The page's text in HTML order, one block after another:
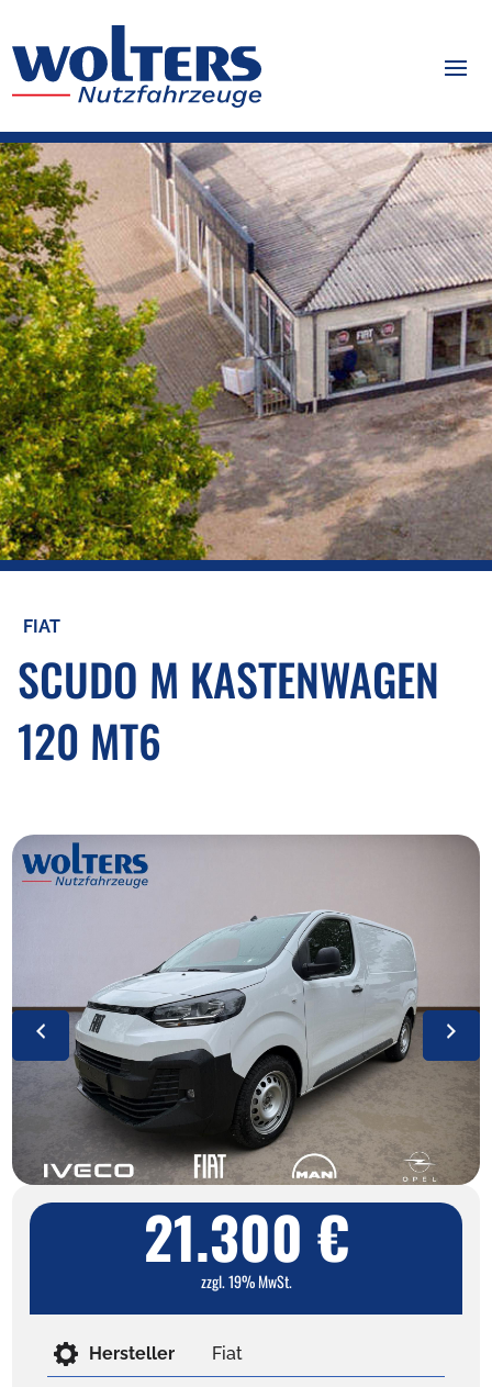
FIAT
SCUDO M KASTENWAGEN
120 MT6
21.300 €
zzgl. 19% MwSt.
Hersteller Fiat